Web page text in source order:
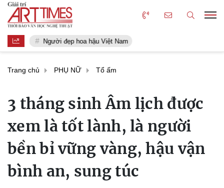
Người đẹp hoa hậu Việt Nam
Trang chủ PHỤ NỮ Tổ ấm
3 tháng sinh Âm lịch được
xem là tốt lành, là người
bền bỉ vững vàng, hậu vận
bình an, sung túc